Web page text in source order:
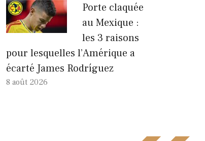
Porte claquée
au Mexique :
les 3 raisons
pour lesquelles l’Amérique a
écarté James Rodríguez
8 août 2026